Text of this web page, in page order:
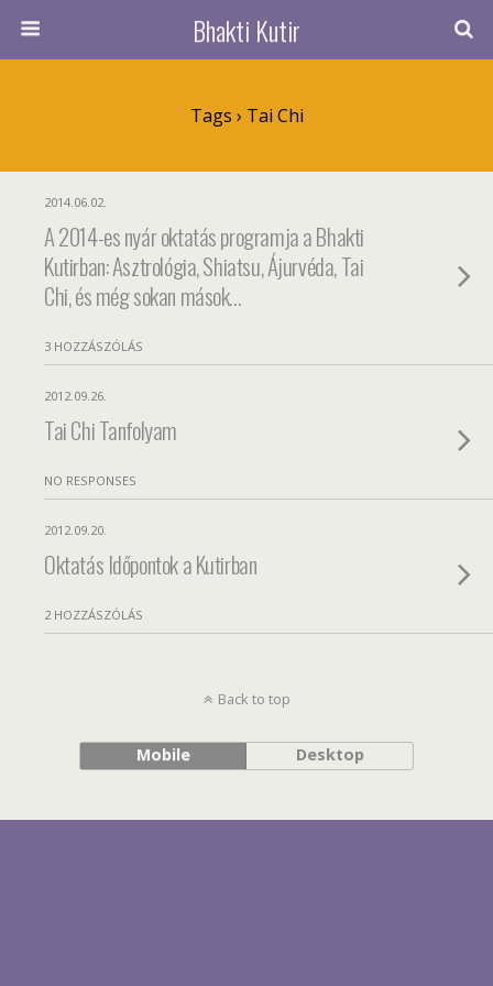
Bhakti Kutir
Tags › Tai Chi
2014.06.02.
A 2014-es nyár oktatás programja a Bhakti
Kutirban: Asztrológia, Shiatsu, Ájurvéda, Tai
Chi, és még sokan mások…
3 HOZZÁSZÓLÁS
2012.09.26.
Tai Chi Tanfolyam
NO RESPONSES
2012.09.20.
Oktatás Időpontok a Kutirban
2 HOZZÁSZÓLÁS
Back to top
Mobile Desktop